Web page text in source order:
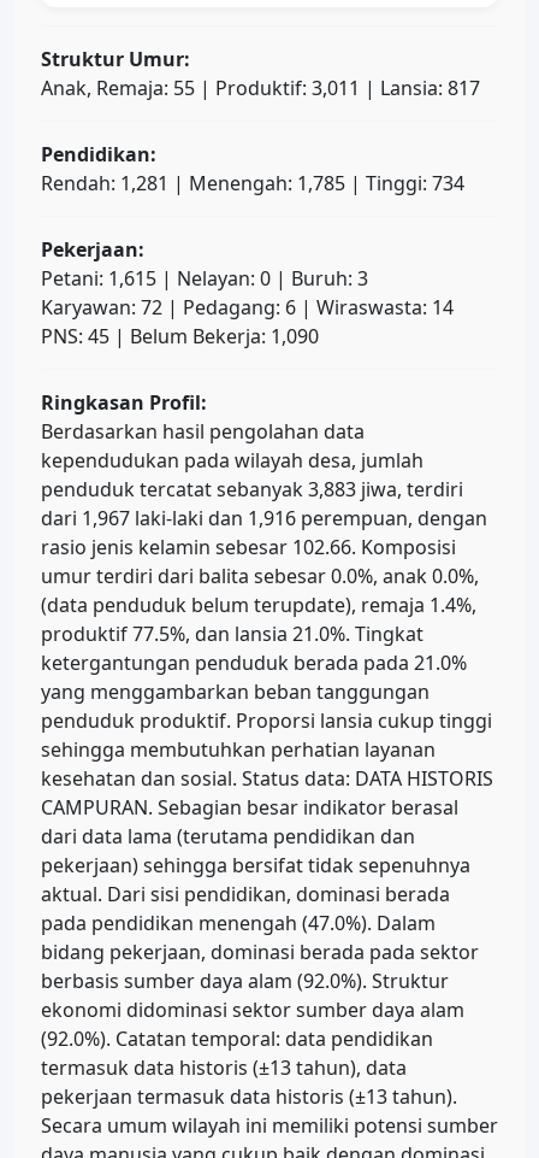
Struktur Umur:
Anak, Remaja: 55 | Produktif: 3,011 | Lansia: 817
Pendidikan:
Rendah: 1,281 | Menengah: 1,785 | Tinggi: 734
Pekerjaan:
Petani: 1,615 | Nelayan: 0 | Buruh: 3
Karyawan: 72 | Pedagang: 6 | Wiraswasta: 14
PNS: 45 | Belum Bekerja: 1,090
Ringkasan Profil:
Berdasarkan hasil pengolahan data
kependudukan pada wilayah desa, jumlah
penduduk tercatat sebanyak 3,883 jiwa, terdiri
dari 1,967 laki-laki dan 1,916 perempuan, dengan
rasio jenis kelamin sebesar 102.66. Komposisi
umur terdiri dari balita sebesar 0.0%, anak 0.0%,
(data penduduk belum terupdate), remaja 1.4%,
produktif 77.5%, dan lansia 21.0%. Tingkat
ketergantungan penduduk berada pada 21.0%
yang menggambarkan beban tanggungan
penduduk produktif. Proporsi lansia cukup tinggi
sehingga membutuhkan perhatian layanan
kesehatan dan sosial. Status data: DATA HISTORIS
CAMPURAN. Sebagian besar indikator berasal
dari data lama (terutama pendidikan dan
pekerjaan) sehingga bersifat tidak sepenuhnya
aktual. Dari sisi pendidikan, dominasi berada
pada pendidikan menengah (47.0%). Dalam
bidang pekerjaan, dominasi berada pada sektor
berbasis sumber daya alam (92.0%). Struktur
ekonomi didominasi sektor sumber daya alam
(92.0%). Catatan temporal: data pendidikan
termasuk data historis (±13 tahun), data
pekerjaan termasuk data historis (±13 tahun).
Secara umum wilayah ini memiliki potensi sumber